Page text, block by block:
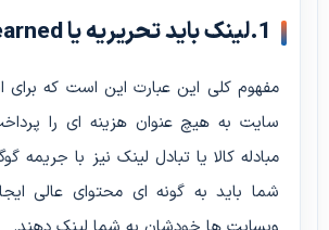
1.لینک باید تحریریه یا earned باشد
مفهوم کلی این عبارت این است که برای
سایت به هیچ عنوان هزینه ای را
مبادله کالا یا تبادل لینک نیز با جریمه
شما باید به گونه ای محتوای عالی